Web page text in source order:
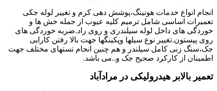
انجام انواع خدمات هونینگ،پوشش دهی کرم و تغییر لوله جکی
تعمیرات اساسی شامل ترمیم کلیه عیوب از جمله خش ها و
خوردگی های داخل لوله سیلندری و روی راد.ضربه خوردگی های
روی پیستون.تغییر نوع سیلها وپکینگها جهت بالا رفتن کارایی
جک،سنگ زنی کامل سیلندر و هم چنین انجام تستهای مختلف جهت
اطمینان از کارکرد صحیح جک و..می باشد.
تعمیر بالابر هیدرولیکی در مرادآباد